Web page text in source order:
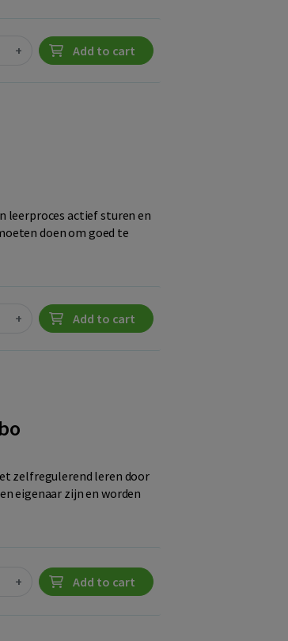
+ Add to cart
leerproces actief sturen en
doen om goed te
+ Add to cart
zelfregulerend leren door
eigenaar zijn en worden
+ Add to cart